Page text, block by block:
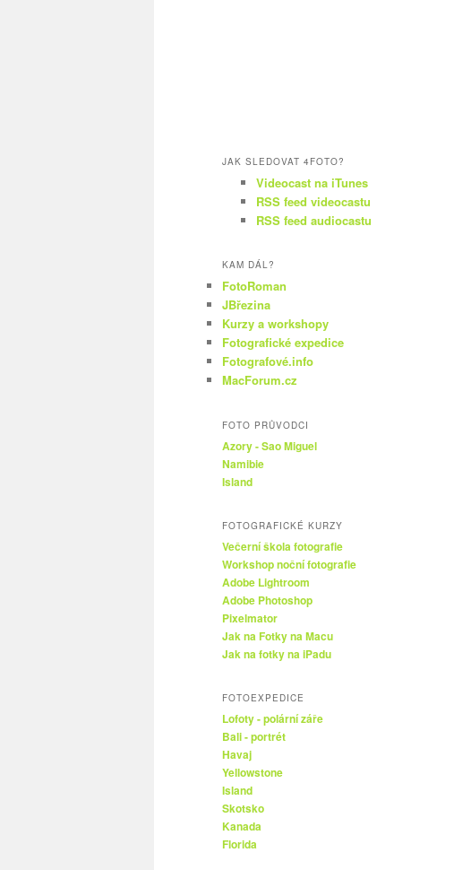
JAK SLEDOVAT 4FOTO?
Videocast na iTunes
RSS feed videocastu
RSS feed audiocastu
KAM DÁL?
FotoRoman
JBřezina
Kurzy a workshopy
Fotografické expedice
Fotografové.info
MacForum.cz
FOTO PRŮVODCI
Azory - Sao Miguel
Namibie
Island
FOTOGRAFICKÉ KURZY
Večerní škola fotografie
Workshop noční fotografie
Adobe Lightroom
Adobe Photoshop
Pixelmator
Jak na Fotky na Macu
Jak na fotky na iPadu
FOTOEXPEDICE
Lofoty - polární záře
Bali - portrét
Havaj
Yellowstone
Island
Skotsko
Kanada
Florida